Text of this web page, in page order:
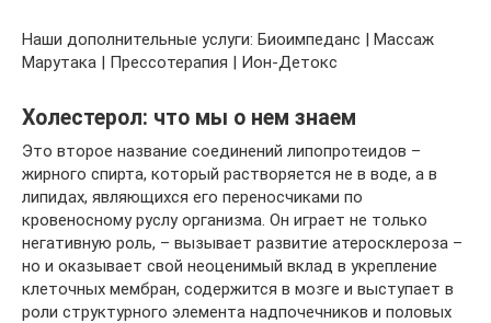
Наши дополнительные услуги: Биоимпеданс | Массаж
Марутака | Прессотерапия | Ион-Детокс
Холестерол: что мы о нем знаем
Это второе название соединений липопротеидов –
жирного спирта, который растворяется не в воде, а в
липидах, являющихся его переносчиками по
кровеносному руслу организма. Он играет не только
негативную роль, – вызывает развитие атеросклероза –
но и оказывает свой неоценимый вклад в укрепление
клеточных мембран, содержится в мозге и выступает в
роли структурного элемента надпочечников и половых